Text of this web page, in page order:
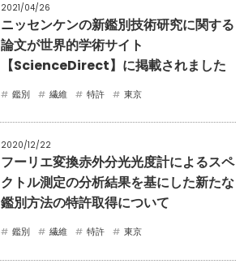
2021/04/26
ニッセンケンの新鑑別技術研究に関する
論文が世界的学術サイト
【ScienceDirect】に掲載されました
鑑別 繊維 特許 東京
2020/12/22
フーリエ変換赤外分光光度計によるスペ
クトル測定の分析結果を基にした新たな
鑑別方法の特許取得について
鑑別 繊維 特許 東京